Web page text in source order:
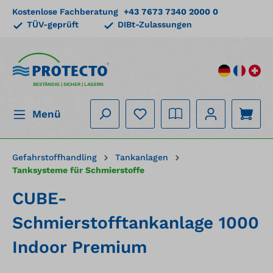
springen
Kostenlose Fachberatung +43 7673 7340 2000 0
TÜV-geprüft
DIBt-Zulassungen
BESTÄNDIG | SICHER | LAGERN
Menü
Gefahrstoffhandling
Tankanlagen
Tanksysteme für Schmierstoffe
CUBE-
Schmierstofftankanlage 1000
Indoor Premium